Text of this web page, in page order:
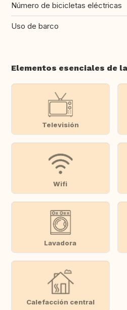
Número de bicicletas eléctricas
Uso de barco
Elementos esenciales de
Televisión
Wifi
Lavadora
Calefacción central